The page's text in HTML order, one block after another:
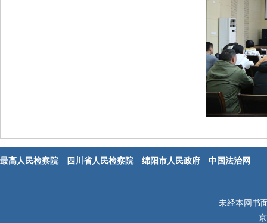
最高人民检察院 四川省人民检察院 绵阳市人民政府 中国法治网
未经本网书